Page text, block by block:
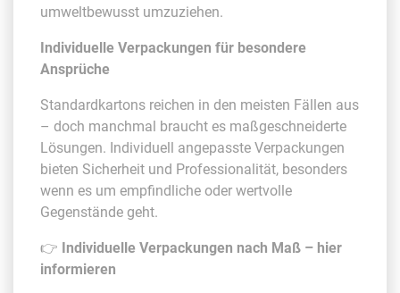
umweltbewusst umzuziehen.
Individuelle Verpackungen für besondere
Ansprüche
Standardkartons reichen in den meisten Fällen aus
– doch manchmal braucht es maßgeschneiderte
Lösungen. Individuell angepasste Verpackungen
bieten Sicherheit und Professionalität, besonders
wenn es um empfindliche oder wertvolle
Gegenstände geht.
👉 Individuelle Verpackungen nach Maß – hier
informieren